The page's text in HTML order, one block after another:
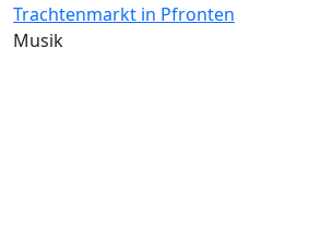
Trachtenmarkt in Pfronten
Musik